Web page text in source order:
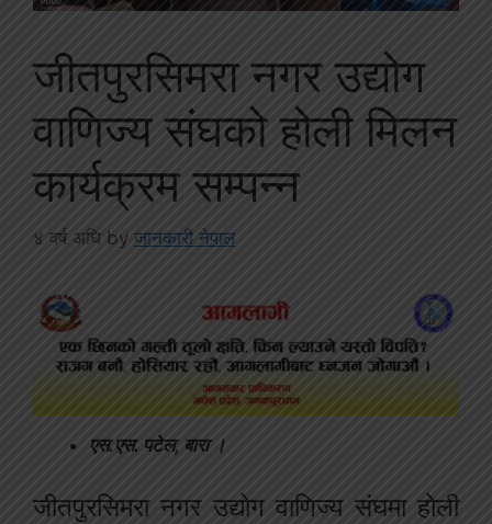
जीतपुरसिमरा नगर उद्योग
वाणिज्य संघको होली मिलन
कार्यक्रम सम्पन्न
४ वर्ष अघि by जानकारी नेपाल
एस.एस. पटेल, बारा ।
जीतपुरसिमरा नगर उद्योग वाणिज्य संघमा होली